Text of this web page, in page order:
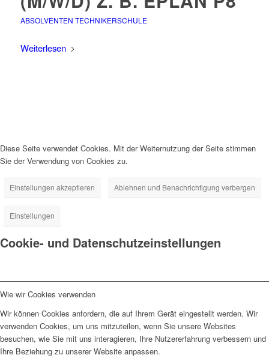
ABSOLVENTEN TECHNIKERSCHULE
Weiterlesen
Diese Seite verwendet Cookies. Mit der Weiternutzung der Seite stimmen
Sie der Verwendung von Cookies zu.
Einstellungen akzeptieren Ablehnen und Benachrichtigung verbergen
Einstellungen
Cookie- und Datenschutzeinstellungen
Wie wir Cookies verwenden
Wir können Cookies anfordern, die auf Ihrem Gerät eingestellt werden. Wir
verwenden Cookies, um uns mitzuteilen, wenn Sie unsere Websites
besuchen, wie Sie mit uns interagieren, Ihre Nutzererfahrung verbessern und
Ihre Beziehung zu unserer Website anpassen.